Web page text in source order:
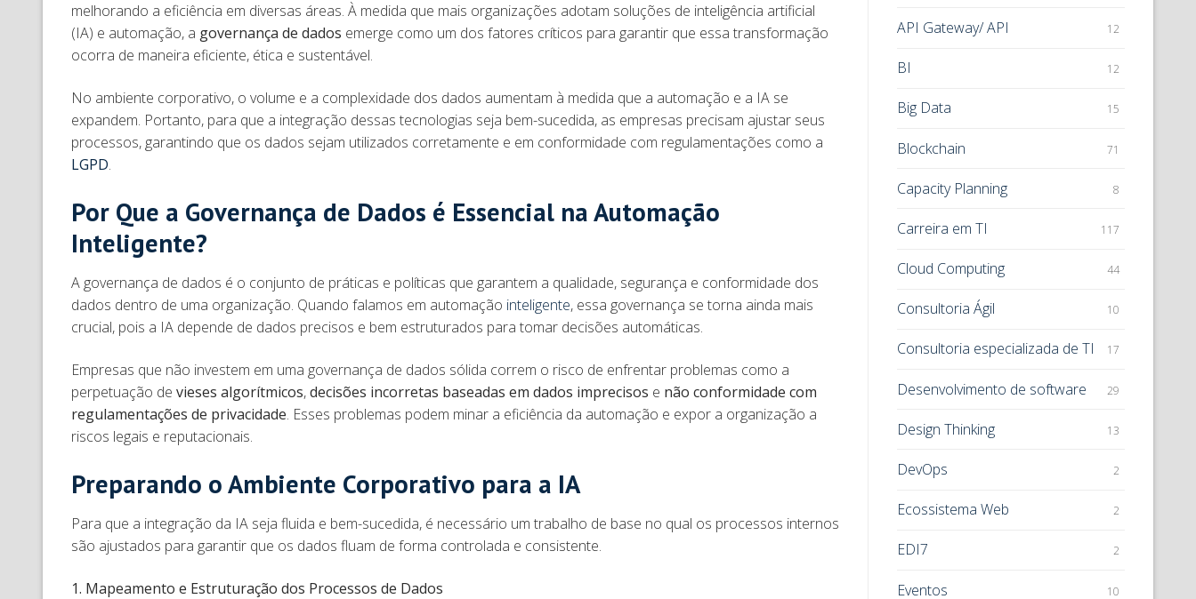
melhorando a eficiência em diversas áreas. À medida que mais organizações adotam soluções de inteligência artificial
(IA) e automação, a governança de dados emerge como um dos fatores críticos para garantir que essa transformação
ocorra de maneira eficiente, ética e sustentável.
No ambiente corporativo, o volume e a complexidade dos dados aumentam à medida que a automação e a IA se
expandem. Portanto, para que a integração dessas tecnologias seja bem-sucedida, as empresas precisam ajustar seus
processos, garantindo que os dados sejam utilizados corretamente e em conformidade com regulamentações como a
LGPD.
Por Que a Governança de Dados é Essencial na Automação
Inteligente?
A governança de dados é o conjunto de práticas e políticas que garantem a qualidade, segurança e conformidade dos
dados dentro de uma organização. Quando falamos em automação inteligente, essa governança se torna ainda mais
crucial, pois a IA depende de dados precisos e bem estruturados para tomar decisões automáticas.
Empresas que não investem em uma governança de dados sólida correm o risco de enfrentar problemas como a
perpetuação de vieses algorítmicos,decisões incorretas baseadas em dados imprecisos e não conformidade com
regulamentações de privacidade. Esses problemas podem minar a eficiência da automação e expor a organização a
riscos legais e reputacionais.
Preparando o Ambiente Corporativo para a IA
Para que a integração da IA seja fluida e bem-sucedida, é necessário um trabalho de base no qual os processos internos
são ajustados para garantir que os dados fluam de forma controlada e consistente.
1. Mapeamento e Estruturação dos Processos de Dados
API Gateway/ API 12
BI 12
Big Data 15
Blockchain 71
Capacity Planning 8
Carreira em TI 117
Cloud Computing 44
Consultoria Ágil 10
Consultoria especializada de TI 17
Desenvolvimento de software 29
Design Thinking 13
DevOps 2
Ecossistema Web 2
EDI7 2
Eventos 10